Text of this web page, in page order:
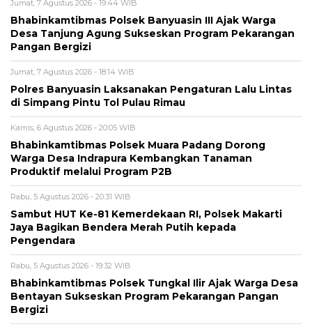
Jumat, 7 Agustus 2026 - 19:44 WIB
Bhabinkamtibmas Polsek Banyuasin III Ajak Warga
Desa Tanjung Agung Sukseskan Program Pekarangan
Pangan Bergizi
Jumat, 7 Agustus 2026 - 18:14 WIB
Polres Banyuasin Laksanakan Pengaturan Lalu Lintas
di Simpang Pintu Tol Pulau Rimau
Kamis, 6 Agustus 2026 - 20:05 WIB
Bhabinkamtibmas Polsek Muara Padang Dorong
Warga Desa Indrapura Kembangkan Tanaman
Produktif melalui Program P2B
Rabu, 5 Agustus 2026 - 20:31 WIB
Sambut HUT Ke-81 Kemerdekaan RI, Polsek Makarti
Jaya Bagikan Bendera Merah Putih kepada
Pengendara
Rabu, 5 Agustus 2026 - 19:32 WIB
Bhabinkamtibmas Polsek Tungkal Ilir Ajak Warga Desa
Bentayan Sukseskan Program Pekarangan Pangan
Bergizi